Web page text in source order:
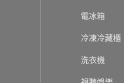
電冰箱
冷凍冷藏櫃
洗衣機